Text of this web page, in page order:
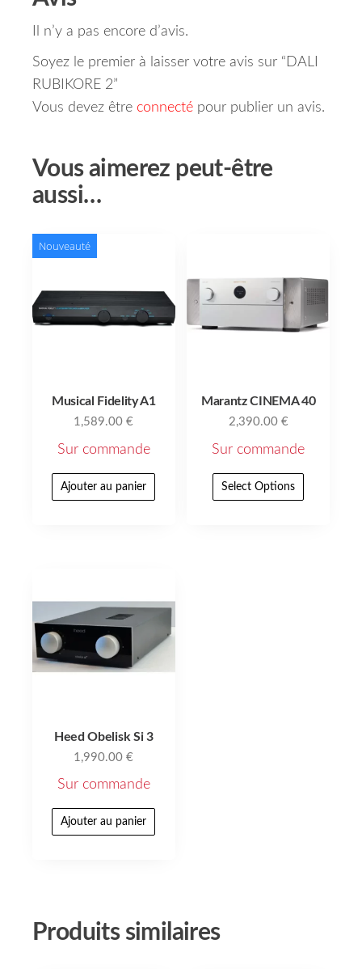
Il n’y a pas encore d’avis.
Soyez le premier à laisser votre avis sur “DALI
RUBIKORE 2”
Vous devez être connecté pour publier un avis.
Vous aimerez peut-être
aussi…
Nouveauté
Musical Fidelity A1
1,589.00€
Sur commande
Ajouter au panier
Marantz CINEMA 40
2,390.00 €
Sur commande
Select Options
Heed Obelisk Si 3
1,990.00€
Sur commande
Ajouter au panier
Produits similaires